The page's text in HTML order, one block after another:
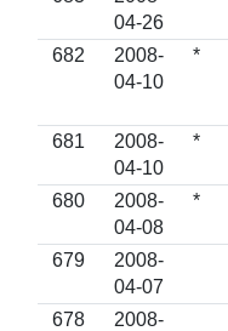
04-26
682
2008-
04-10
*
681
2008-
04-10
*
680
2008-
04-08
*
679
2008-
04-07
678
2008-